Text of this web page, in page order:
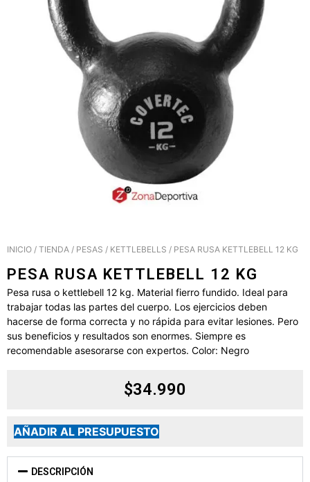
INICIO / TIENDA / PESAS / KETTLEBELLS / PESA RUSA KETTLEBELL 12 KG
PESA RUSA KETTLEBELL 12 KG
Pesa rusa o kettlebell 12 kg. Material fierro fundido. Ideal para
trabajar todas las partes del cuerpo. Los ejercicios deben
hacerse de forma correcta y no rápida para evitar lesiones. Pero
sus beneficios y resultados son enormes. Siempre es
recomendable asesorarse con expertos. Color: Negro
$34.990
AÑADIR AL PRESUPUESTO
DESCRIPCIÓN